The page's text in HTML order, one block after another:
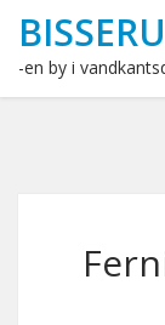
-en by i